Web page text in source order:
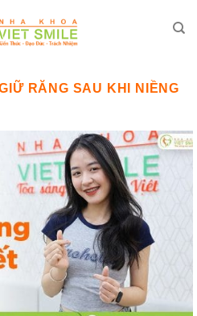
RĂNG SAU KHI NIỀNG